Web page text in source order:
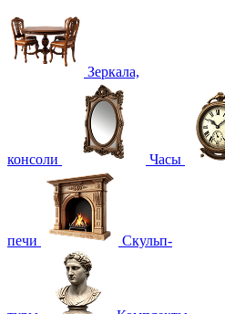
Зеркала,
консоли Часы
печи Скульп-